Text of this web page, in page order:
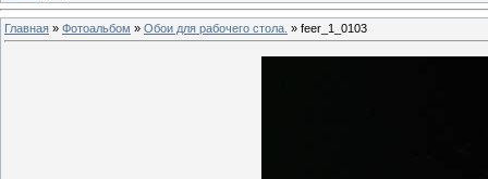
Главная » Фотоальбом » Обои для рабочего стола. » feer_1_0103